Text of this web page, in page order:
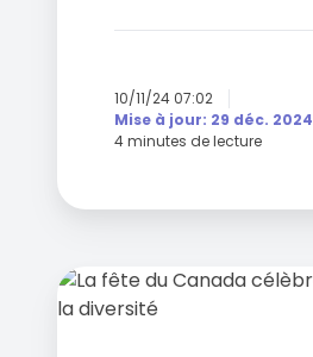
10/11/24 07:02
Mise à jour: 29 déc. 2024
4 minutes de lecture
Canada
en